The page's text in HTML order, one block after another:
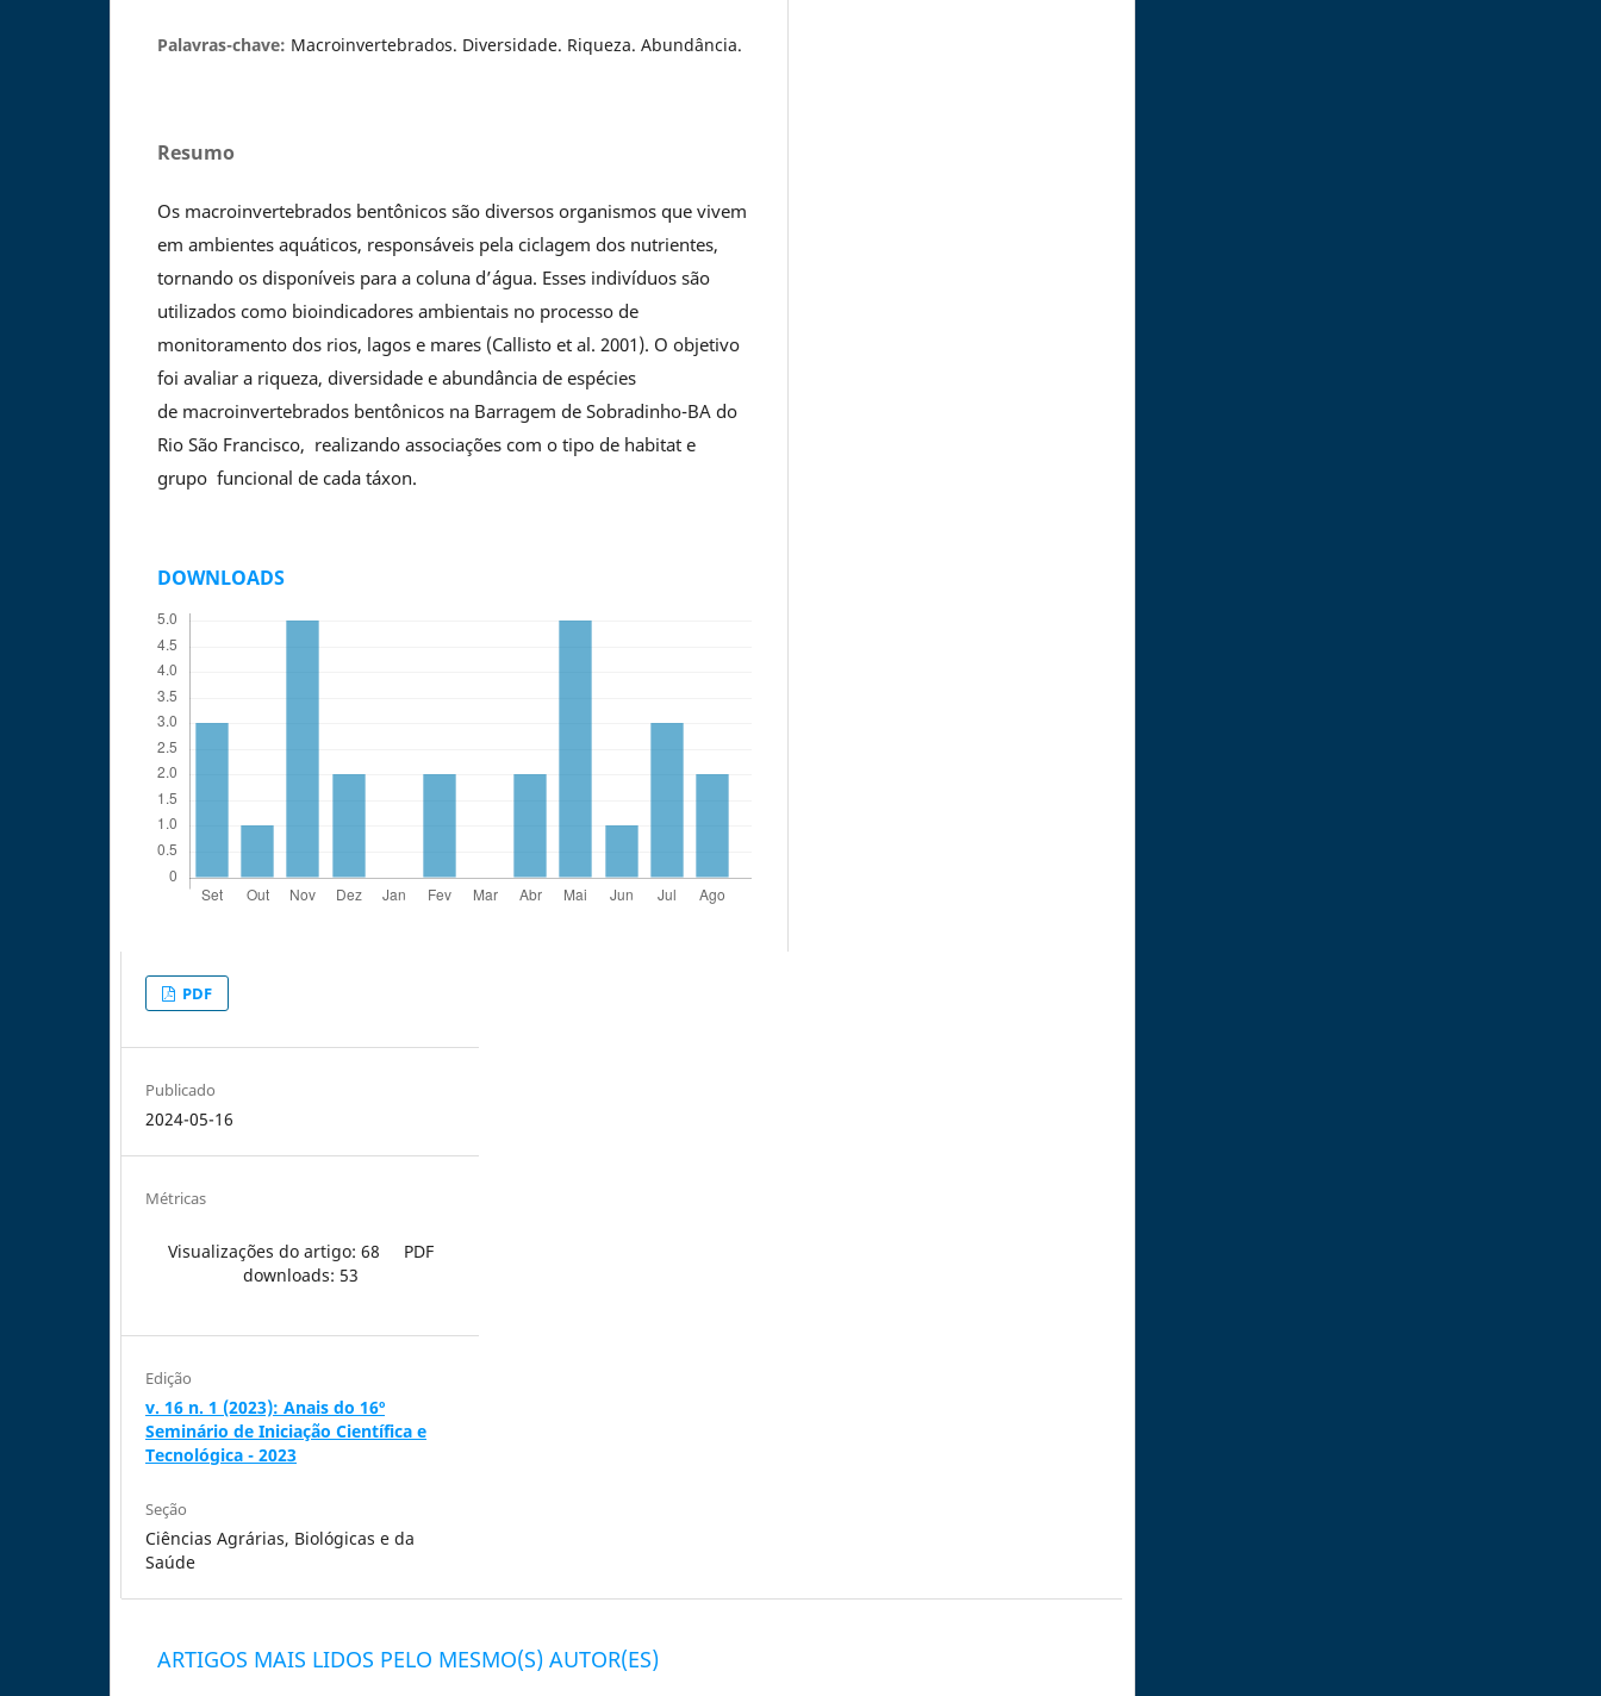
Palavras-chave: Macroinvertebrados. Diversidade. Riqueza. Abundância.
Resumo
Os macroinvertebrados bentônicos são diversos organismos que vivem
em ambientes aquáticos, responsáveis pela ciclagem dos nutrientes,
tornando os disponíveis para a coluna d’água. Esses indivíduos são
utilizados como bioindicadores ambientais no processo de
monitoramento dos rios, lagos e mares (Callisto et al. 2001). O objetivo
foi avaliar a riqueza, diversidade e abundância de espécies
de macroinvertebrados bentônicos na Barragem de Sobradinho-BA do
Rio São Francisco, realizando associações com o tipo de habitat e
grupo funcional de cada táxon.
DOWNLOADS
PDF
Publicado
2024-05-16
Métricas
Visualizações do artigo: 68
PDF
downloads: 53
Edição
v. 16 n. 1 (2023): Anais do 16º
Seminário de Iniciação Científica e
Tecnológica - 2023
Seção
Ciências Agrárias, Biológicas e da
Saúde
ARTIGOS MAIS LIDOS PELO MESMO(S) AUTOR(ES)